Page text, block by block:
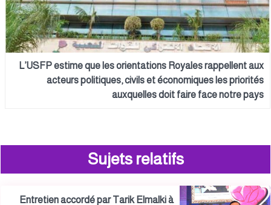
L’USFP estime que les orientations Royales rappellent aux
acteurs politiques, civils et économiques les priorités
auxquelles doit faire face notre pays
Sujets relatifs
Entretien accordé par Tarik Elmalki à